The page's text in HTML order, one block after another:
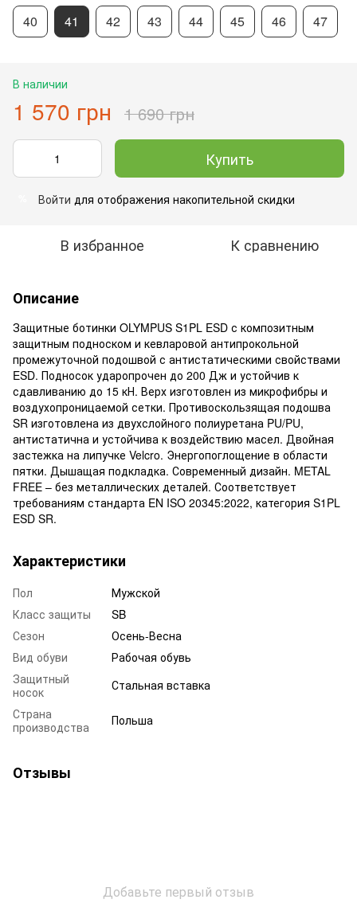
40 41 42 43 44 45 46 47
В наличии
1 570 грн 1 690 грн
Купить
Войти для отображения накопительной скидки
В избранное К сравнению
Описание
Защитные ботинки OLYMPUS S1PL ESD с композитным
защитным подноском и кевларовой антипрокольной
промежуточной подошвой с антистатическими свойствами
ESD. Подносок ударопрочен до 200 Дж и устойчив к
сдавливанию до 15 кН. Верх изготовлен из микрофибры и
воздухопроницаемой сетки. Противоскользящая подошва
SR изготовлена ​​из двухслойного полиуретана PU/PU,
антистатична и устойчива к воздействию масел. Двойная
застежка на липучке Velcro. Энергопоглощение в области
пятки. Дышащая подкладка. Современный дизайн. METAL
FREE – без металлических деталей. Соответствует
требованиям стандарта EN ISO 20345:2022, категория S1PL
ESD SR.
Характеристики
Пол
Мужской
Класс защиты
SB
Сезон
Осень-Весна
Вид обуви
Рабочая обувь
Защитный
носок
Стальная вставка
Страна
производства
Польша
Отзывы
Добавьте первый отзыв